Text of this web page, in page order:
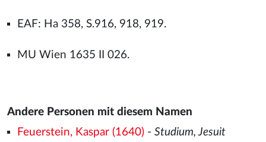
EAF: Ha 358, S.916, 918, 919.
MU Wien 1635 II 026.
Andere Personen mit diesem Namen
Feuerstein, Kaspar (1640)- Studium, Jesuit